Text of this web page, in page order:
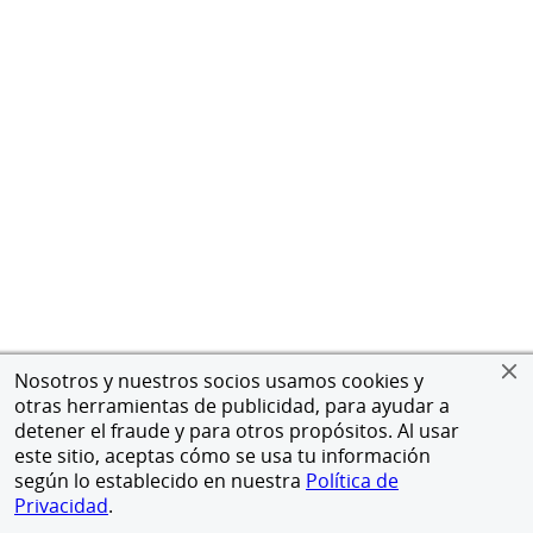
Nosotros y nuestros socios usamos cookies y
otras herramientas de publicidad, para ayudar a
detener el fraude y para otros propósitos. Al usar
este sitio, aceptas cómo se usa tu información
según lo establecido en nuestra Política de
Privacidad.